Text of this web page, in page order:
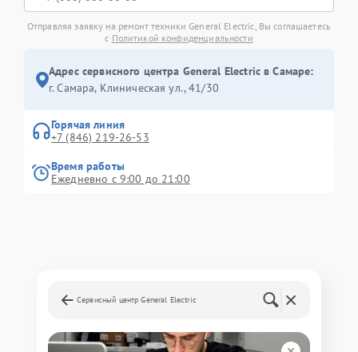
Отправляя заявку на ремонт техники General Electric, Вы соглашаетесь
с Политикой конфиденциальности
Адрес сервисного центра General Electric в Самаре:
г. Самара, Клиническая ул., 41/30
Горячая линия
+7 (846) 219-26-53
Время работы
Ежедневно с 9:00 до 21:00
Сервисный центр General Electric